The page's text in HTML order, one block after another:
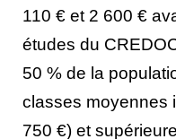
110 € et 2 600 €
études du
50 % de la
classes moyennes
750 €) et